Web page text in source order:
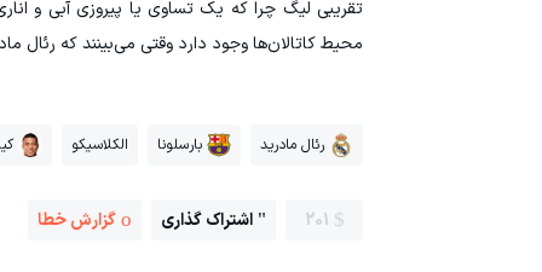
تقریبی لیگ چرا که یک تساوی یا پیروزی آبی و
محیط کاتالان‌ها وجود دارد وقتی می‌بینند که رئال
رئال مادرید بارسلونا الکلاسیکو
201 اشتراک گذاری گزارش خطا